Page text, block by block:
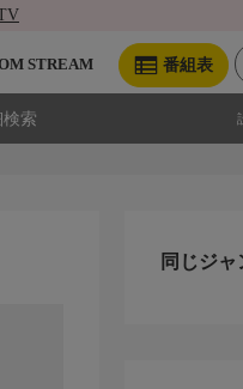
番組表
STREAM
索
同じジ